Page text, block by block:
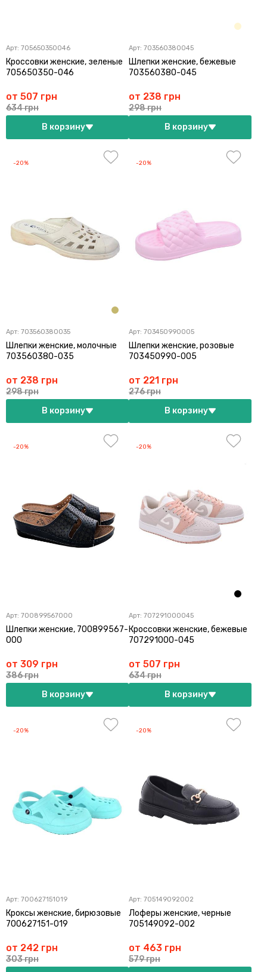
Арт: 705650350046
Кроссовки женские, зеленые
705650350-046
от 507 грн
634 грн
В корзину
Арт: 703560380045
Шлепки женские, бежевые
703560380-045
от 238 грн
298 грн
В корзину
-20%
Арт: 703560380035
Шлепки женские, молочные
703560380-035
от 238 грн
298 грн
В корзину
-20%
Арт: 703450990005
Шлепки женские, розовые
703450990-005
от 221 грн
276 грн
В корзину
-20%
Арт: 700899567000
Шлепки женские, 700899567-
000
от 309 грн
386 грн
В корзину
-20%
Арт: 707291000045
Кроссовки женские, бежевые
707291000-045
от 507 грн
634 грн
В корзину
-20%
Арт: 700627151019
Кроксы женские, бирюзовые
700627151-019
от 242 грн
303 грн
-20%
Арт: 705149092002
Лоферы женские, черные
705149092-002
от 463 грн
579 грн